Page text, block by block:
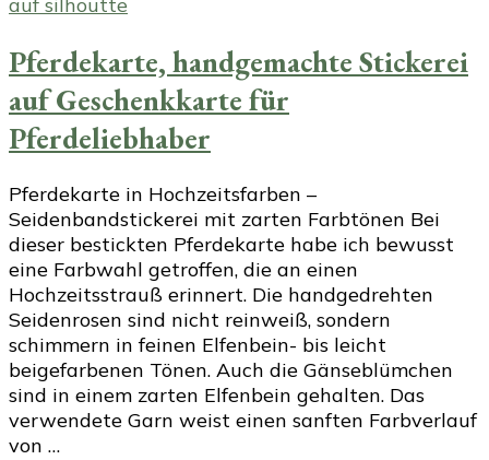
Pferdekarte, handgemachte Stickerei
auf Geschenkkarte für
Pferdeliebhaber
Pferdekarte in Hochzeitsfarben –
Seidenbandstickerei mit zarten Farbtönen Bei
dieser bestickten Pferdekarte habe ich bewusst
eine Farbwahl getroffen, die an einen
Hochzeitsstrauß erinnert. Die handgedrehten
Seidenrosen sind nicht reinweiß, sondern
schimmern in feinen Elfenbein- bis leicht
beigefarbenen Tönen. Auch die Gänseblümchen
sind in einem zarten Elfenbein gehalten. Das
verwendete Garn weist einen sanften Farbverlauf
von …